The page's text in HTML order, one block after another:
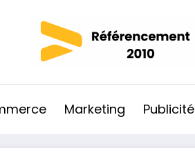
Marketing Publicité